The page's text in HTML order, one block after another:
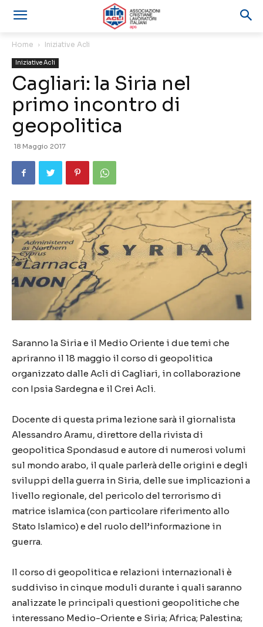
Home Iniziative Acli
Iniziative Acli
Cagliari: la Siria nel
primo incontro di
geopolitica
18 Maggio 2017
Saranno la Siria e il Medio Oriente i due temi che
apriranno il 18 maggio il corso di geopolitica
organizzato dalle Acli di Cagliari, in collaborazione
con Ipsia Sardegna e il Crei Acli.
Docente di questa prima lezione sarà il giornalista
Alessandro Aramu, direttore della rivista di
geopolitica Spondasud e autore di numerosi volumi
sul mondo arabo, il quale parlerà delle origini e degli
sviluppi della guerra in Siria, delle sue implicazioni a
livello regionale, del pericolo del terrorismo di
matrice islamica (con particolare riferimento allo
Stato Islamico) e del ruolo dell’informazione in
guerra.
Il corso di geopolitica e relazioni internazionali è
suddiviso in cinque moduli durante i quali saranno
analizzate le principali questioni geopolitiche che
interessano Medio-Oriente e Siria; Africa; Palestina;